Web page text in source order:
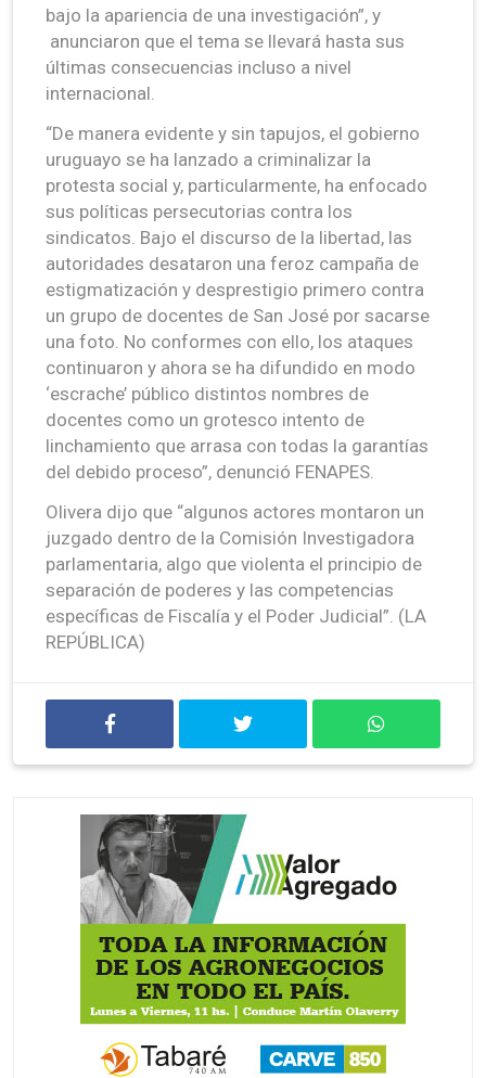
bajo la apariencia de una investigación”, y
anunciaron que el tema se llevará hasta sus
últimas consecuencias incluso a nivel
internacional.
“De manera evidente y sin tapujos, el gobierno
uruguayo se ha lanzado a criminalizar la
protesta social y, particularmente, ha enfocado
sus políticas persecutorias contra los
sindicatos. Bajo el discurso de la libertad, las
autoridades desataron una feroz campaña de
estigmatización y desprestigio primero contra
un grupo de docentes de San José por sacarse
una foto. No conformes con ello, los ataques
continuaron y ahora se ha difundido en modo
‘escrache’ público distintos nombres de
docentes como un grotesco intento de
linchamiento que arrasa con todas la garantías
del debido proceso”, denunció FENAPES.
Olivera dijo que “algunos actores montaron un
juzgado dentro de la Comisión Investigadora
parlamentaria, algo que violenta el principio de
separación de poderes y las competencias
específicas de Fiscalía y el Poder Judicial”. (LA
REPÚBLICA)